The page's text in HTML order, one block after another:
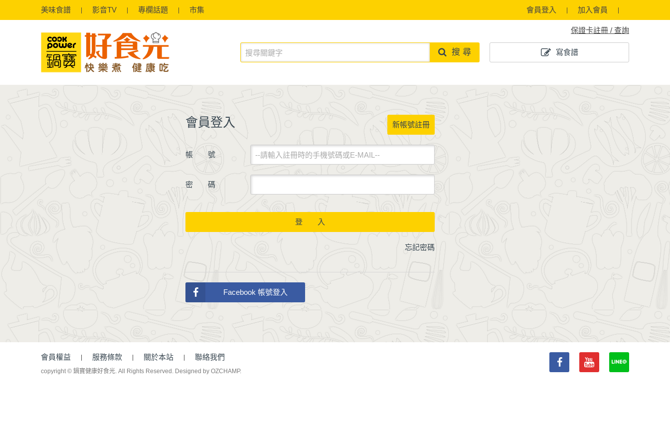
美味食譜 影音TV 專欄話題 市集 會員登入 加入會員
保證卡註冊 / 查詢
寫食譜
搜 尋
會員登入 新帳號註冊
帳 號
密 碼
登 入
忘記密碼
Facebook 帳號登入
會員權益 服務條款 關於本站 聯絡我們
copyright © 鍋寶健康好食光. All Rights Reserved. Designed by OZCHAMP.